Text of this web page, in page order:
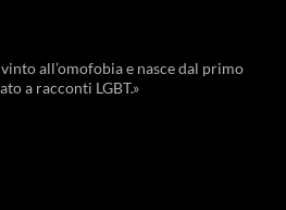
all’omofobia e nasce dal primo
a racconti LGBT.»